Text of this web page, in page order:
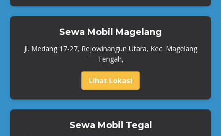
Sewa Mobil Magelang
Jl. Medang 17-27, Rejowinangun Utara, Kec. Magelang
Tengah,
Lihat Lokasi
Sewa Mobil Tegal